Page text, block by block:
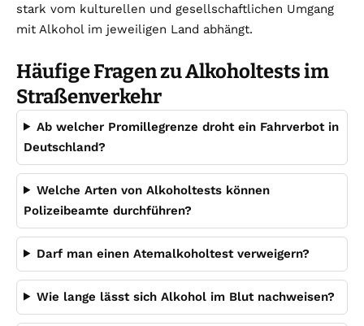
stark vom kulturellen und gesellschaftlichen Umgang
mit Alkohol im jeweiligen Land abhängt.
Häufige Fragen zu Alkoholtests im
Straßenverkehr
Ab welcher Promillegrenze droht ein Fahrverbot in
Deutschland?
Welche Arten von Alkoholtests können
Polizeibeamte durchführen?
Darf man einen Atemalkoholtest verweigern?
Wie lange lässt sich Alkohol im Blut nachweisen?